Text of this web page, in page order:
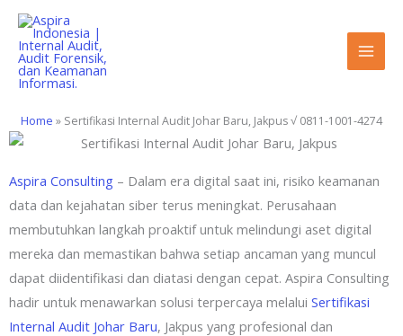
Lewati
konten
Home » Sertifikasi Internal Audit Johar Baru, Jakpus √ 0811-1001-4274
Aspira Consulting – Dalam era digital saat ini, risiko keamanan
data dan kejahatan siber terus meningkat. Perusahaan
membutuhkan langkah proaktif untuk melindungi aset digital
mereka dan memastikan bahwa setiap ancaman yang muncul
dapat diidentifikasi dan diatasi dengan cepat. Aspira Consulting
hadir untuk menawarkan solusi terpercaya melalui Sertifikasi
Internal Audit Johar Baru, Jakpus yang profesional dan